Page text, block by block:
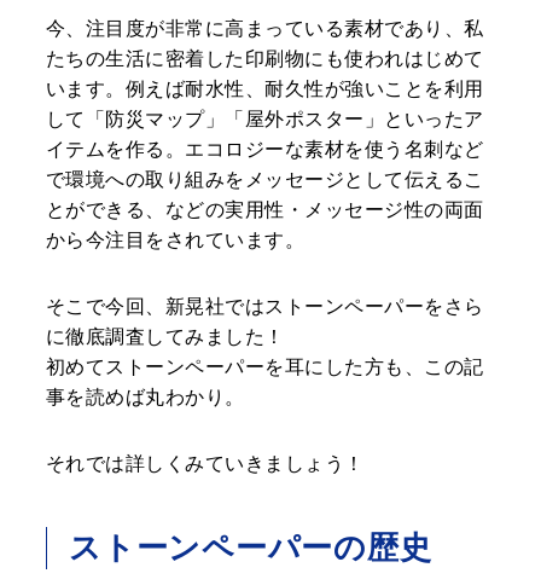
今、注目度が非常に高まっている素材であり、私
たちの生活に密着した印刷物にも使われはじめて
います。例えば耐水性、耐久性が強いことを利用
して「防災マップ」「屋外ポスター」といったア
イテムを作る。エコロジーな素材を使う名刺など
で環境への取り組みをメッセージとして伝えるこ
とができる、などの実用性・メッセージ性の両面
から今注目をされています。
そこで今回、新晃社ではストーンペーパーをさら
に徹底調査してみました！
初めてストーンペーパーを耳にした方も、この記
事を読めば丸わかり。
それでは詳しくみていきましょう！
ストーンペーパーの歴史